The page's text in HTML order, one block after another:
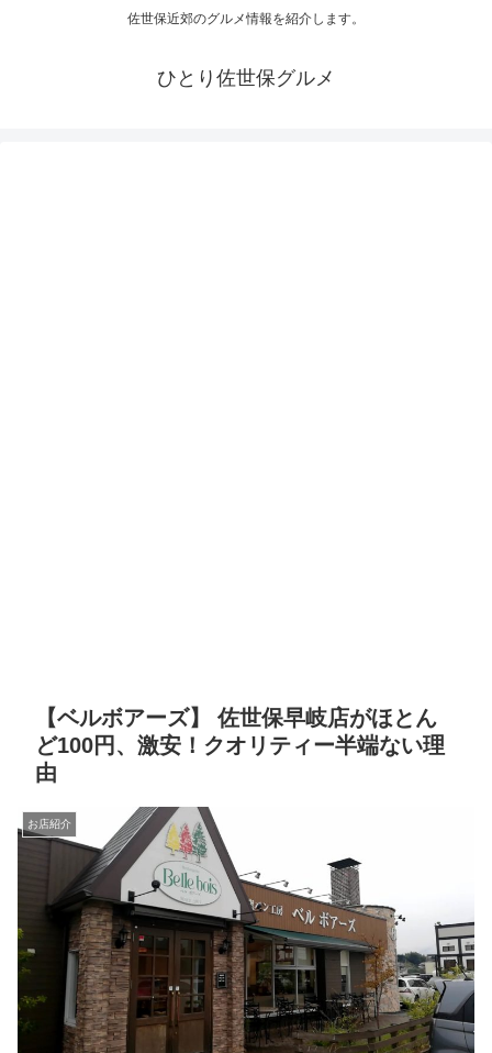
佐世保近郊のグルメ情報を紹介します。
ひとり佐世保グルメ
【ベルボアーズ】 佐世保早岐店がほとん
ど100円、激安！クオリティー半端ない理
由
お店紹介